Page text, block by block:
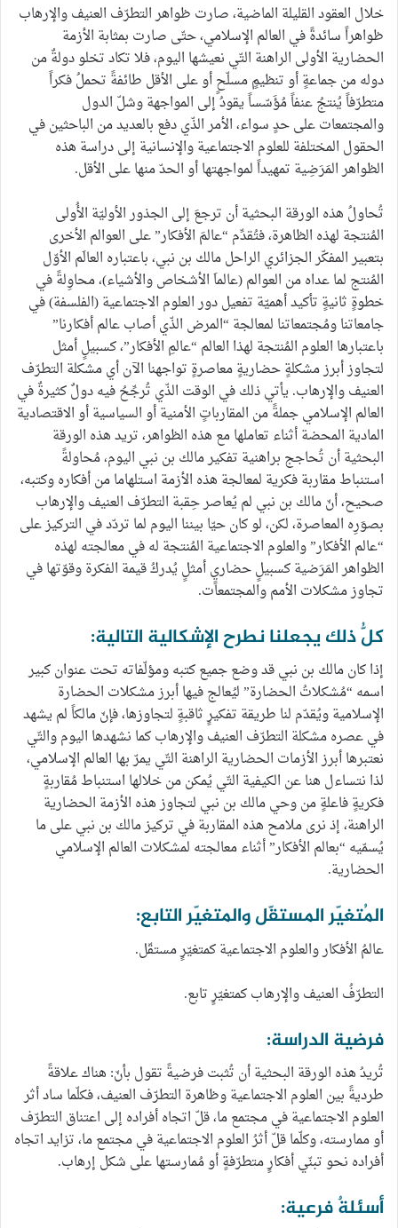
خلال العقود القليلة الماضية، صارت ظواهر التطرّف العنيف والإرهاب
ظواهراً سائدةً في العالم الإسلامي، حتّى صارت بمثابة الأزمة
الحضارية الأولى الراهنة التّي نعيشها اليوم، فلا تكاد تخلو دولةٌ من
دوله من جماعةٍ أو تنظيمٍ مسلّحٍ أو على الأقل طائفةً تحملُ فكراً
متطرّفاً يُنتجُ عنفاً مُؤَسّساً يقودُ إلى المواجهة وشلّ الدول
والمجتمعات على حدٍ سواء، الأمر الذّي دفع بالعديد من الباحثين في
الحقول المختلفة للعلوم الاجتماعية والإنسانية إلى دراسة هذه
الظواهر المَرَضِية تمهيداً لمواجهتها أو الحدّ منها على الأقل.
تُحاولُ هذه الورقة البحثية أن ترجعَ إلى الجذور الأوليّة الأُولى
المُنتجة لهذه الظاهرة، فتُقدِّم “عالمَ الأفكار” على العوالم الأخرى
بتعبير المفكّر الجزائري الراحل مالك بن نبي، باعتباره العالَم الأوّل
المُنتج لما عداه من العوالم (عالماَ الأشخاص والأشياء)، محاوِلةً في
خطوةٍ ثانيةٍ تأكيد أهميّة تفعيل دور العلوم الاجتماعية (الفلسفة) في
جامعاتنا ومُجتمعاتنا لمعالجة “المرض الذّي أصاب عالم أفكارنا”
باعتبارها العلوم المُنتجة لهذا العالم “عالمِ الأفكار”، كسبيلٍ أمثل
لتجاوز أبرز مشكلةٍ حضاريةٍ معاصرةٍ تواجهنا الآن أي مشكلة التطرّف
العنيف والإرهاب. يأتي ذلك في الوقت الذّي تُرجِّحُ فيه دولٌ كثيرةٌ في
العالم الإسلامي جملةً من المقارباتٍ الأمنية أو السياسية أو الاقتصادية
المادية المحضة أثناء تعاملها مع هذه الظواهر، تريد هذه الورقة
البحثية أن تُحاجج براهنية تفكير مالك بن نبي اليوم، مُحاولةً
استنباط مقاربة فكرية لمعالجة هذه الأزمة استلهاما من أفكاره وكتبه،
صحيح، أنّ مالك بن نبي لم يُعاصر حِقبة التطرّف العنيف والإرهاب
بصوَرِه المعاصرة، لكن، لو كان حيّا بيننا اليوم لما تردّد في التركيز على
“عالم الأفكار” والعلوم الاجتماعية المُنتجة له في معالجته لهذه
الظواهر المَرَضية كسبيلٍ حضاريٍ أمثلٍ يُدركُ قيمة الفكرة وقوّتها في
تجاوز مشكلات الأمم والمجتمعات.
كلُّ ذلك يجعلنا نطرح الإشكالية التالية:
إذا كان مالك بن نبي قد وضع جميع كتبه ومؤلّفاته تحت عنوان كبير
اسمه “مُشكلاتُ الحضارة” ليُعالج فيها أبرز مشكلات الحضارة
الإسلامية ويُقدّم لنا طريقة تفكيرٍ ثاقبةٍ لتجاوزها، فإنّ مالكاً لم يشهد
في عصره مشكلة التطرّف العنيف والإرهاب كما نشهدها اليوم والتّي
نعتبرها أبرز الأزمات الحضارية الراهنة التّي يمرّ بها العالم الإسلامي،
لذا نتساءل هنا عن الكيفية التّي يُمكن من خلالها استنباط مُقاربةٍ
فكريةٍ فاعلةٍ من وحي مالك بن نبي لتجاوز هذه الأزمة الحضارية
الراهنة، إذ نرى ملامح هذه المقاربة في تركيز مالك بن نبي على ما
يُسمّيه “بعالم الأفكار” أثناء معالجته لمشكلات العالم الإسلامي
الحضارية.
المُتغيّر المستقّل والمتغيّر التابع:
عالمُ الأفكار والعلوم الاجتماعية كمتغيّرٍ مستقّل.
التطرّفُ العنيف والإرهاب كمتغيّرٍ تابع.
فرضية الدراسة:
تُريدُ هذه الورقة البحثية أن تُثبت فرضيةً تقول بأنّ: هناك علاقةً
طرديةً بين العلوم الاجتماعية وظاهرة التطرّف العنيف، فكلّما ساد أثر
العلوم الاجتماعية في مجتمع ما، قلّ اتجاه أفراده إلى اعتناق التطرّف
أو ممارسته، وكلّما قلّ أثرُ العلوم الاجتماعية في مجتمع ما، تزايد اتجاه
أفراده نحو تبنّي أفكارٍ متطرّفةٍ أو مُمارستها على شكل إرهاب.
أسئلةٌ فرعية: